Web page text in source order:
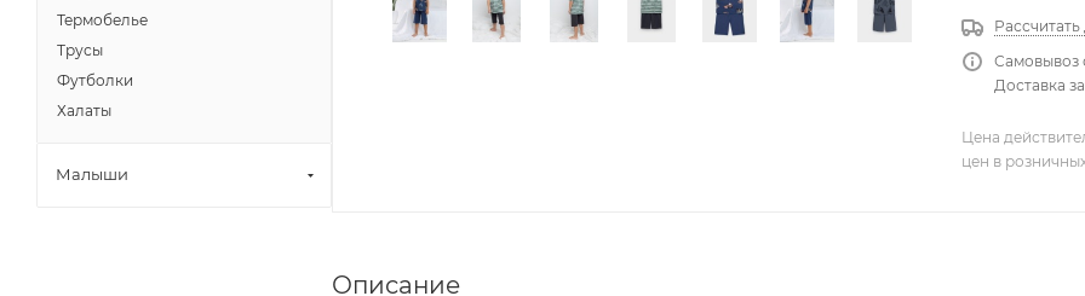
Рассчитать
Самовывоз
Доставка
Цена
цен в
Описание
Термобелье
Трусы
Футболки
Халаты
Малыши